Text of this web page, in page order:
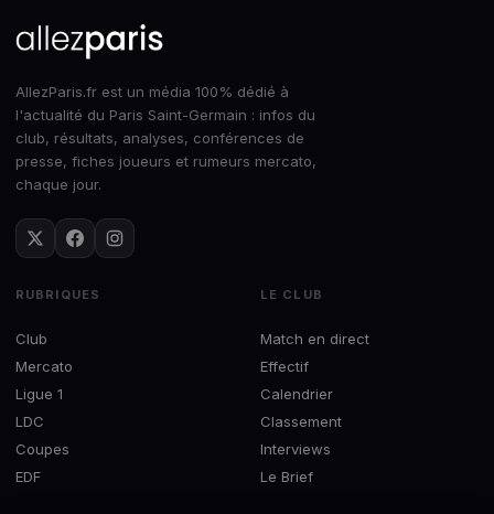
AllezParis.fr est un média 100% dédié à
l'actualité du Paris Saint-Germain : infos du
club, résultats, analyses, conférences de
presse, fiches joueurs et rumeurs mercato,
chaque jour.
RUBRIQUES
Club
Mercato
Ligue 1
LDC
Coupes
EDF
LE CLUB
Match en direct
Effectif
Calendrier
Classement
Interviews
Le Brief